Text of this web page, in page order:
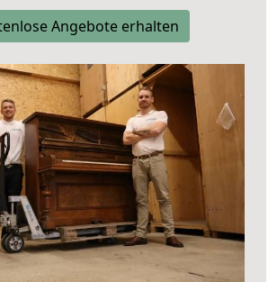
Angebote erhalten